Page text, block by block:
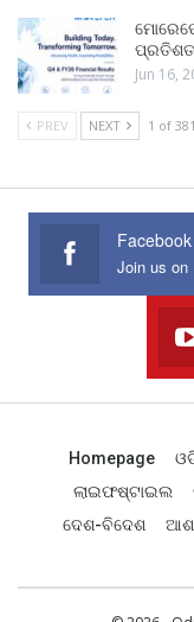
Jun 16,
PREV NEXT 1 of 381
Facebook
Homepage
ଲାଇଫଷ୍ଟାଇଲ
ଦେଶ-ବିଦେଶ